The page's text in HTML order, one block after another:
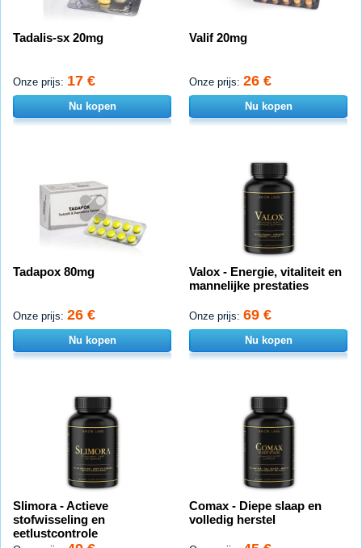
Tadalis-sx 20mg
Onze prijs: 17 €
Nu kopen
Valif 20mg
Onze prijs: 26 €
Nu kopen
Tadapox 80mg
Onze prijs: 26 €
Nu kopen
Valox - Energie, vitaliteit en
mannelijke prestaties
Onze prijs: 69 €
Nu kopen
Slimora - Actieve
stofwisseling en
eetlustcontrole
Comax - Diepe slaap en
volledig herstel